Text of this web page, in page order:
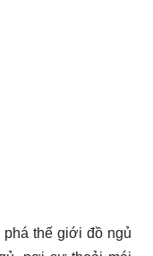
phá thế giới đồ ngủ